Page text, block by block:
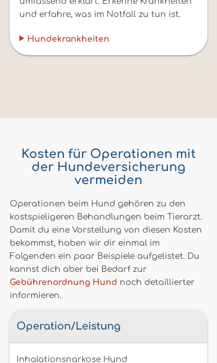
und erfahre, was im Notfall zu tun ist.
Hundekrankheiten
Kosten für Operationen mit
der Hundeversicherung
vermeiden
Operationen beim Hund gehören zu den
kostspieligeren Behandlungen beim Tierarzt.
Damit du eine Vorstellung von diesen Kosten
bekommst, haben wir dir einmal im
Folgenden ein paar Beispiele aufgelistet. Du
kannst dich aber bei Bedarf zur
Gebührenordnung Hund noch detaillierter
informieren.
Operation/Leistung
Inhalationsnarkose Hund